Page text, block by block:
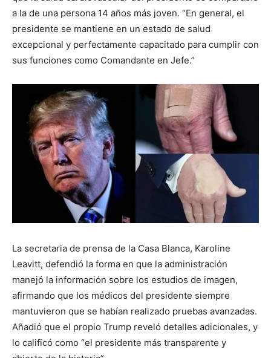
a la de una persona 14 años más joven. “En general, el
presidente se mantiene en un estado de salud
excepcional y perfectamente capacitado para cumplir con
sus funciones como Comandante en Jefe.”
La secretaria de prensa de la Casa Blanca, Karoline
Leavitt, defendió la forma en que la administración
manejó la información sobre los estudios de imagen,
afirmando que los médicos del presidente siempre
mantuvieron que se habían realizado pruebas avanzadas.
Añadió que el propio Trump reveló detalles adicionales, y
lo calificó como “el presidente más transparente y